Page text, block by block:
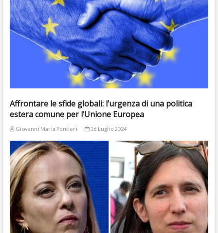
Affrontare le sfide globali: l’urgenza di una politica
estera comune per l’Unione Europea
Giovanni Maria Pontieri 16 Luglio 2024